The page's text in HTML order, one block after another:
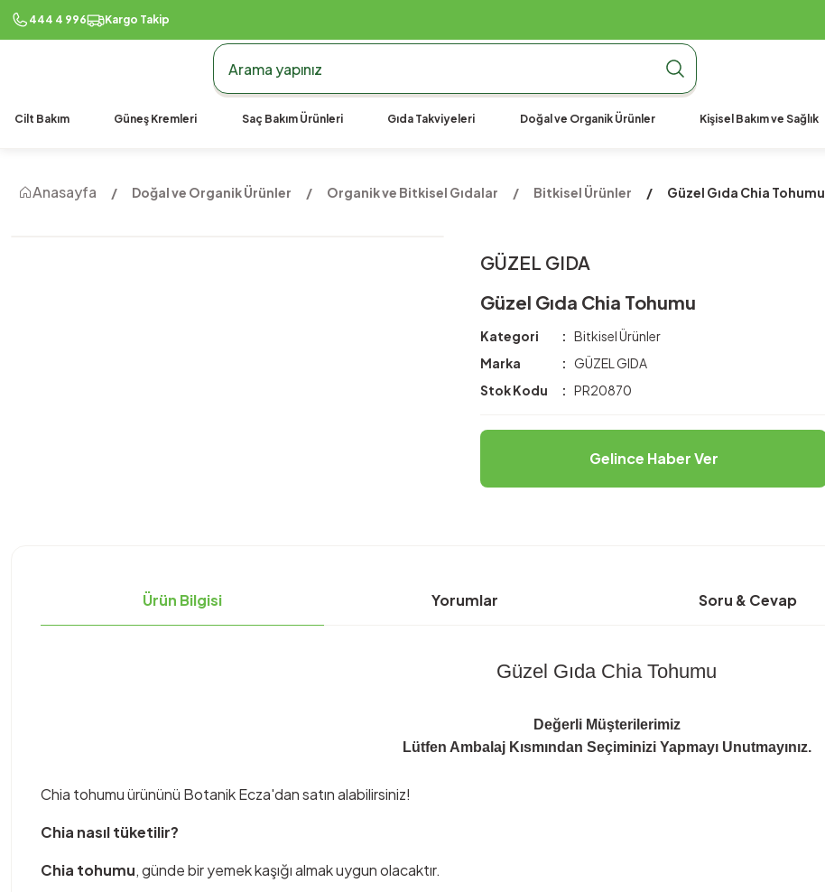
444 4 996 Kargo Takip
990 TL Üzeri Ücretsiz Kargo990 TL Üzeri Ücretsiz Kargo
Cilt Bakım Güneş Kremleri Saç Bakım Ürünleri Gıda Takviyeleri Doğal ve Organik Ürünler Kişisel Bakım ve Sağlık
Anasayfa Doğal ve Organik Ürünler Organik ve Bitkisel Gıdalar Bitkisel Ürünler Güzel Gıda Chia Tohumu
GÜZEL GIDA
Güzel Gıda Chia Tohumu
Kategori
Bitkisel Ürünler
Marka
GÜZEL GIDA
Stok Kodu
PR20870
Gelince Haber Ver
Ürün Bilgisi Yorumlar Soru & Cevap
Güzel Gıda Chia Tohumu
Değerli Müşterilerimiz
Lütfen Ambalaj Kısmından Seçiminizi Yapmayı Unutmayınız.
Chia tohumu ürününü Botanik Ecza'dan satın alabilirsiniz!
Chia nasıl tüketilir?
Chia tohumu, günde bir yemek kaşığı almak uygun olacaktır.